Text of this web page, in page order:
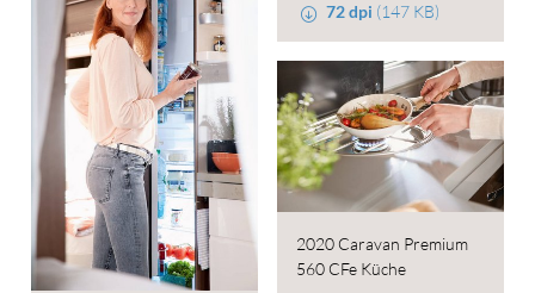
72 dpi (147 KB)
2020 Caravan Premium
560 CFe Küche